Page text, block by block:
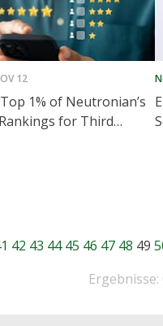
12
1% of Neutronian’s
for Third
42 43 44 45 46 47 48 49
Ergebnisse: